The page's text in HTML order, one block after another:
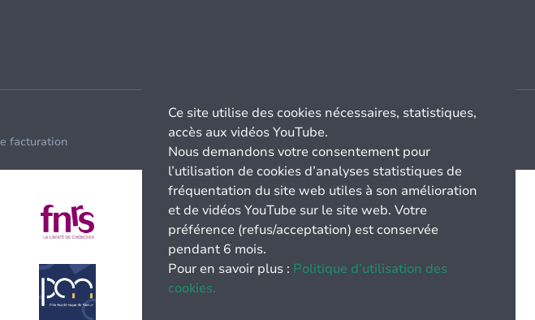
facturation
Ce site utilise des cookies nécessaires, statistiques,
accès aux vidéos YouTube.
Nous demandons votre consentement pour
l’utilisation de cookies d’analyses statistiques de
fréquentation du site web utiles à son amélioration
et de vidéos YouTube sur le site web. Votre
préférence (refus/acceptation) est conservée
pendant 6 mois.
Pour en savoir plus : Politique d’utilisation des
cookies.